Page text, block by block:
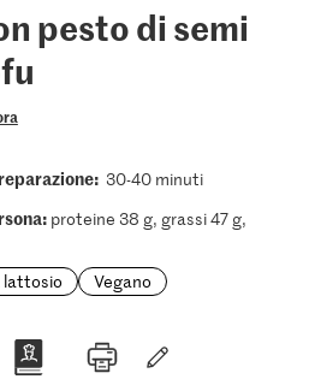
pesto di semi
30-40 minuti
proteine 38 g, grassi 47 g,
lattosio Vegano